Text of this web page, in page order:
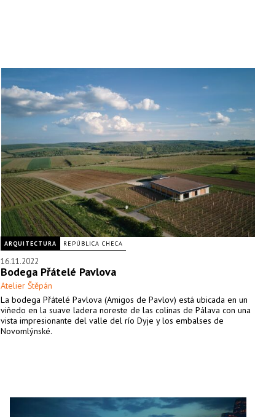
ARQUITECTURA REPÚBLICA CHECA
16.11.2022
Bodega Přátelé Pavlova
Atelier Štěpán
La bodega Přátelé Pavlova (Amigos de Pavlov) está ubicada en un
viñedo en la suave ladera noreste de las colinas de Pálava con una
vista impresionante del valle del río Dyje y los embalses de
Novomlýnské.